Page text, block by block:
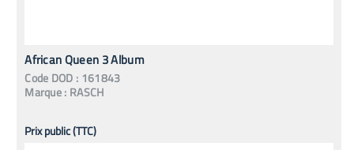
African Queen 3 Album
Code DOD : 161843
Marque : RASCH
Prix public (TTC)